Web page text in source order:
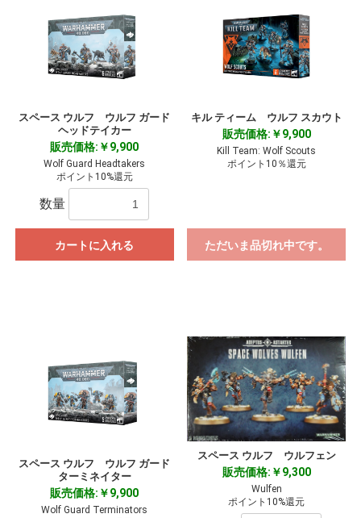
スペース ウルフ ウルフ ガード
ヘッドテイカー
販売価格:￥9,900
Wolf Guard Headtakers
ポイント10%還元
数量
カートに入れる
キル ティーム ウルフ スカウト
販売価格:￥9,900
Kill Team: Wolf Scouts
ポイント10％還元
ただいま品切れ中です。
スペース ウルフ ウルフ ガード
ターミネイター
販売価格:￥9,900
Wolf Guard Terminators
スペース ウルフ ウルフェン
販売価格:￥9,300
Wulfen
ポイント10%還元
お買い物を続ける カートへ進む